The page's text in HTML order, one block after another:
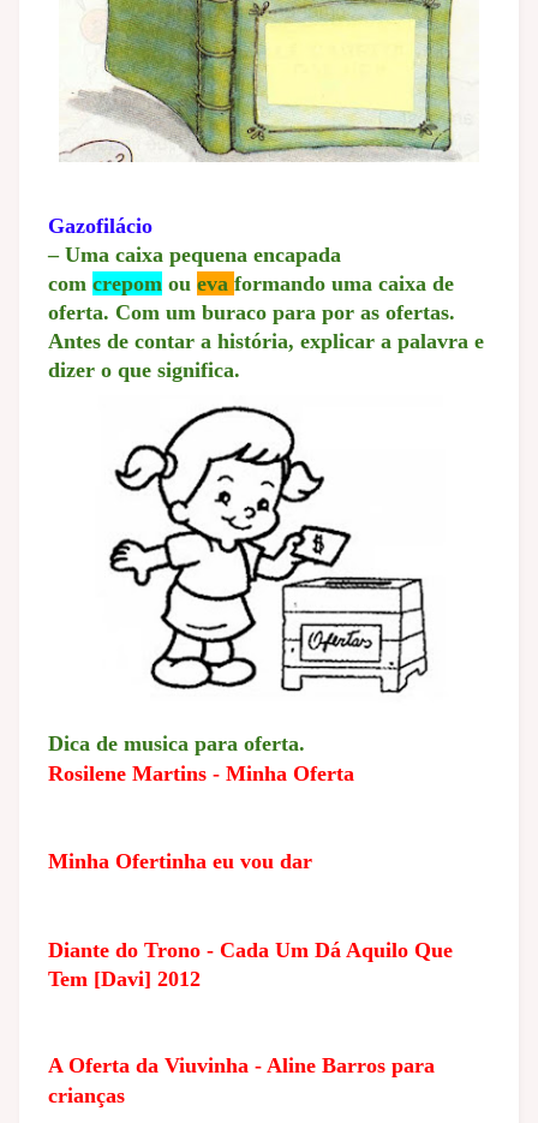
Gazofilácio
– Uma caixa pequena encapada
com crepom ou eva formando uma caixa de
oferta. Com um buraco para por as ofertas.
Antes de contar a história, explicar a palavra e
dizer o que significa.
Dica de musica para oferta.
Rosilene Martins - Minha Oferta
Minha Ofertinha eu vou dar
Diante do Trono - Cada Um Dá Aquilo Que
Tem [Davi] 2012
A Oferta da Viuvinha - Aline Barros para
crianças